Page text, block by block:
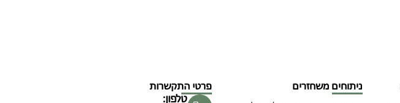
ניתוחים משחזרים
פרטי התקשרות
טלפון: